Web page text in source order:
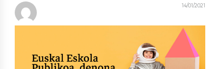
14/01/2021